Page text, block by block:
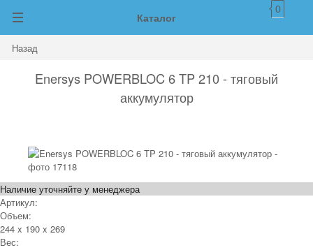
Каталог
0
Назад
Enersys POWERBLOC 6 TP 210 - тяговый
аккумулятор
Наличие уточняйте у менеджера
Артикул:
Объем:
244 x 190 x 269
Вес: